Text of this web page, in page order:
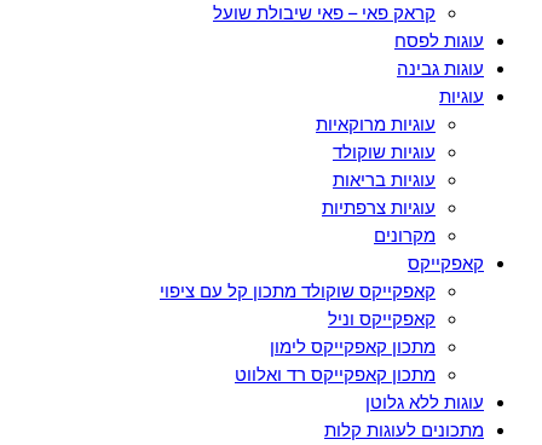
קראק פאי – פאי שיבולת שועל
עוגות לפסח
עוגות גבינה
עוגיות
עוגיות מרוקאיות
עוגיות שוקולד
עוגיות בריאות
עוגיות צרפתיות
מקרונים
קאפקייקס
קאפקייקס שוקולד מתכון קל עם ציפוי
קאפקייקס וניל
מתכון קאפקייקס לימון
מתכון קאפקייקס רד ואלווט
עוגות ללא גלוטן
מתכונים לעוגות קלות